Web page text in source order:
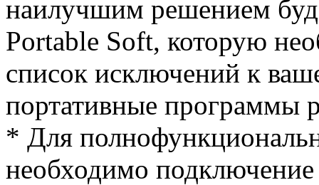
наилучшим решением
Portable Soft, которую
список исключений к
портативные программы
* Для
необходимо подключение